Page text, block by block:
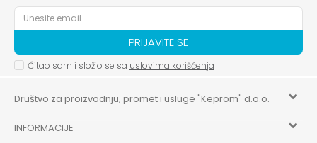
PRIJAVITE SE
Čitao sam i složio se sa uslovima korišćenja
Društvo za proizvodnju, promet i usluge "Keprom" d.o.o.
HILANDARSKA 32, ISTOČNO NOVO SARAJEVO, ISTOČNO
INFORMACIJE